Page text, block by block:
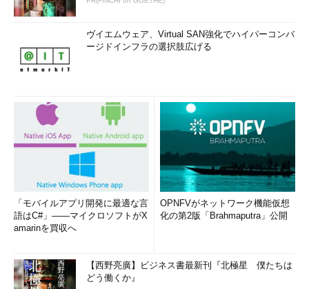
ヴイエムウェア、Virtual SAN強化でハイパーコンバ
ージドインフラの選択肢広げる
「モバイルアプリ開発に最適な言
語はC#」――マイクロソフトがX
amarinを買収へ
OPNFVがネットワーク機能仮想
化の第2版「Brahmaputra」公開
【西野亮廣】ビジネス書最新刊『北極星 僕たちは
どう働くか』